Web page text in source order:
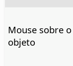
Mouse sobre o
objeto